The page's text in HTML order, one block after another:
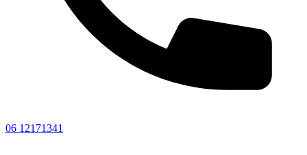
06 12171341